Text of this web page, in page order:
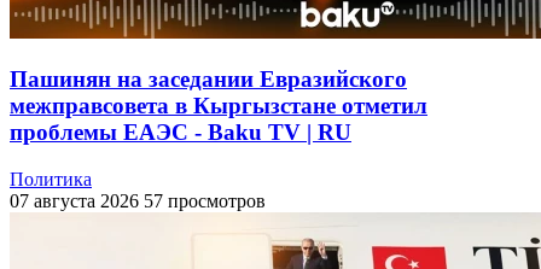
Пашинян на заседании Евразийского
межправсовета в Кыргызстане отметил
проблемы ЕАЭС - Baku TV | RU
Политика
07 августа 2026 57 просмотров